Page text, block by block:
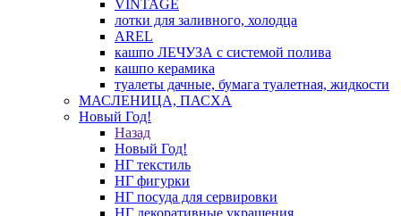
VINTAGE
лотки для заливного, холодца
AREL
кашпо ЛЕЧУЗА с системой полива
кашпо керамика
туалеты дачные, бумага туалетная, жидкости
МАСЛЕНИЦА, ПАСХА
Новый Год!
Назад
Новый Год!
НГ текстиль
НГ фигурки
НГ посуда для сервировки
НГ декоративные украшения